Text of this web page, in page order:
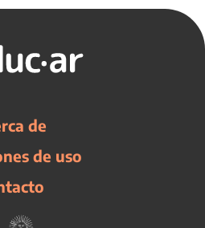
de
de uso